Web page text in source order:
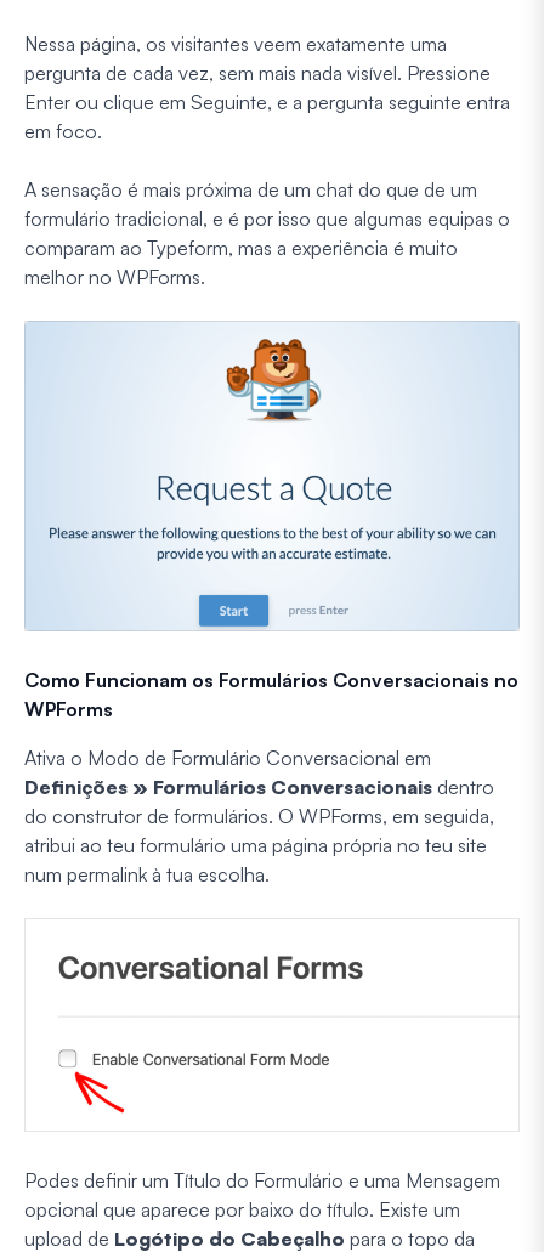
Nessa página, os visitantes veem exatamente uma
pergunta de cada vez, sem mais nada visível. Pressione
Enter ou clique em Seguinte, e a pergunta seguinte entra
em foco.
A sensação é mais próxima de um chat do que de um
formulário tradicional, e é por isso que algumas equipas o
comparam ao Typeform, mas a experiência é muito
melhor no WPForms.
Como Funcionam os Formulários Conversacionais no
WPForms
Ativa o Modo de Formulário Conversacional em
Definições » Formulários Conversacionais dentro
do construtor de formulários. O WPForms, em seguida,
atribui ao teu formulário uma página própria no teu site
num permalink à tua escolha.
Podes definir um Título do Formulário e uma Mensagem
opcional que aparece por baixo do título. Existe um
upload de Logótipo do Cabeçalho para o topo da